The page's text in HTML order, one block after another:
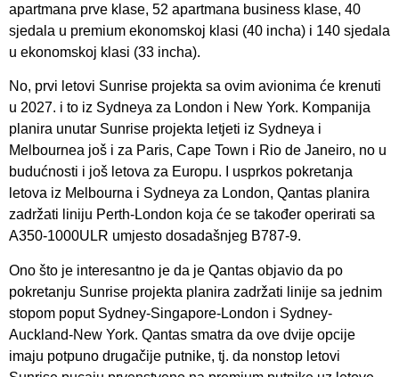
apartmana prve klase, 52 apartmana business klase, 40
sjedala u premium ekonomskoj klasi (40 incha) i 140 sjedala
u ekonomskoj klasi (33 incha).
No, prvi letovi Sunrise projekta sa ovim avionima će krenuti
u 2027. i to iz Sydneya za London i New York. Kompanija
planira unutar Sunrise projekta letjeti iz Sydneya i
Melbournea još i za Paris, Cape Town i Rio de Janeiro, no u
budućnosti i još letova za Europu. I usprkos pokretanja
letova iz Melbourna i Sydneya za London, Qantas planira
zadržati liniju Perth-London koja će se također operirati sa
A350-1000ULR umjesto dosadašnjeg B787-9.
Ono što je interesantno je da je Qantas objavio da po
pokretanju Sunrise projekta planira zadržati linije sa jednim
stopom poput Sydney-Singapore-London i Sydney-
Auckland-New York. Qantas smatra da ove dvije opcije
imaju potpuno drugačije putnike, tj. da nonstop letovi